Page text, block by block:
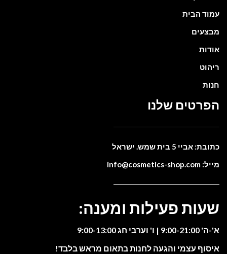
עמוד הבית
מבצעים
אודות
ריהוט
חנות
הפרטים שלנו
כתובת: אביי 5 בית שמש. ישראל
מייל: info@cosmetics-shop.com
שעות פעילות ומענה:
א'-ה' 9:00-21:00 | ו' וערבי חג 9:00-13:00
איסוף עצמי והגעה לחנות בתאום מראש בלבד!